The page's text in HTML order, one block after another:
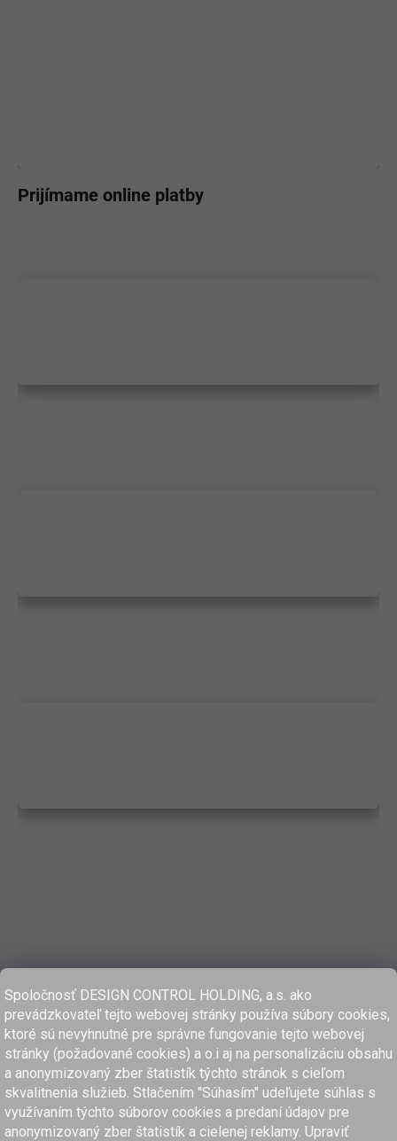
Spoločnosť DESIGN CONTROL HOLDING, a.s. ako
prevádzkovateľ tejto webovej stránky používa súbory cookies,
ktoré sú nevyhnutné pre správne fungovanie tejto webovej
stránky (požadované cookies) a o.i aj na personalizáciu obsahu
a anonymizovaný zber štatistík týchto stránok s cieľom
skvalitnenia služieb. Stlačením "Súhasím" udeľujete súhlas s
využívaním týchto súborov cookies a predaní údajov pre
anonymizovaný zber štatistík a cielenej reklamy. Upraviť
Prijímame online platby